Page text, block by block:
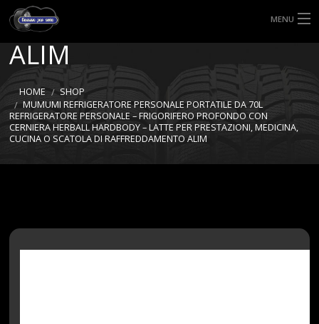
MENU
HOME
TIPI DI GOMME
MISURE GOMME
RAFFREDDAMENTO
ALIM
HOME
SHOP
MUMUMI REFRIGERATORE PERSONALE PORTATILE DA 70L
REFRIGERATORE PERSONALE – FRIGORIFERO PROFONDO CON
CERNIERA HERBALL HARDBODY – LATTE PER PRESTAZIONI, MEDICINA,
CUCINA O SCATOLA DI RAFFREDDAMENTO ALIM